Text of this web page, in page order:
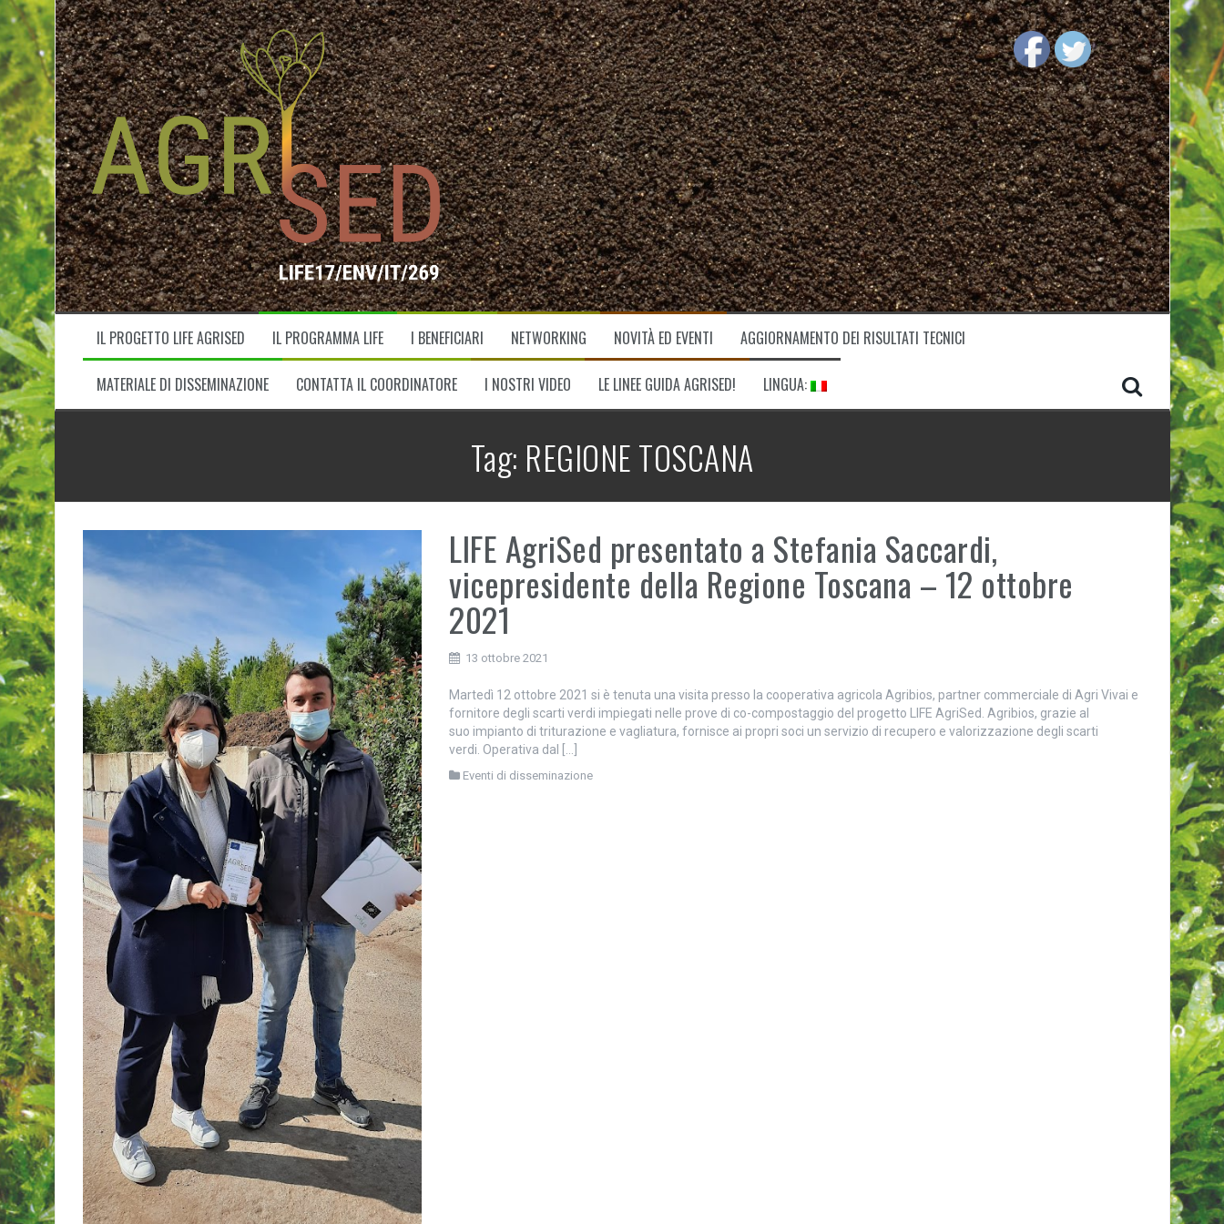
a
i
a
l
c
o
n
t
e
n
u
t
o
IL PROGETTO LIFE AGRISED IL PROGRAMMA LIFE I BENEFICIARI NETWORKING NOVITÀ ED EVENTI AGGIORNAMENTO DEI RISULTATI TECNICI
MATERIALE DI DISSEMINAZIONE CONTATTA IL COORDINATORE I NOSTRI VIDEO LE LINEE GUIDA AGRISED! LINGUA:
Tag: REGIONE TOSCANA
LIFE AgriSed presentato a Stefania Saccardi,
vicepresidente della Regione Toscana – 12 ottobre
2021
13 ottobre 2021
Martedì 12 ottobre 2021 si è tenuta una visita presso la cooperativa agricola Agribios, partner commerciale di Agri Vivai e
fornitore degli scarti verdi impiegati nelle prove di co-compostaggio del progetto LIFE AgriSed. Agribios, grazie al
suo impianto di triturazione e vagliatura, fornisce ai propri soci un servizio di recupero e valorizzazione degli scarti
verdi. Operativa dal […]
Eventi di disseminazione